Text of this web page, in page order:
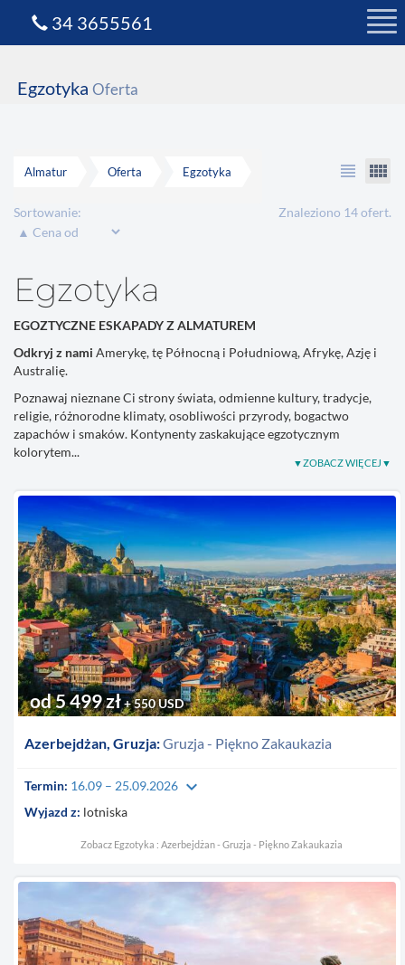
Egzotyka Oferta
Almatur Oferta Egzotyka view_headline view_comfy
Sortowanie: Znaleziono 14 ofert.
Egzotyka
EGOZTYCZNE ESKAPADY Z ALMATUREM
Odkryj z nami Amerykę, tę Północną i Południową, Afrykę, Azję i
Australię.
Poznawaj nieznane Ci strony świata, odmienne kultury, tradycje,
religie, różnorodne klimaty, osobliwości przyrody, bogactwo
zapachów i smaków. Kontynenty zaskakujące egzotycznym
kolorytem...
Azerbejdżan, Gruzja:Gruzja - Piękno Zakaukazia
od 5 499 zł+ 550 USD
Termin: 16.09 – 25.09.2026 keyboard_arrow_down
Wyjazd z: lotniska
Zobacz Egzotyka : Azerbejdżan - Gruzja - Piękno Zakaukazia
34 3655561